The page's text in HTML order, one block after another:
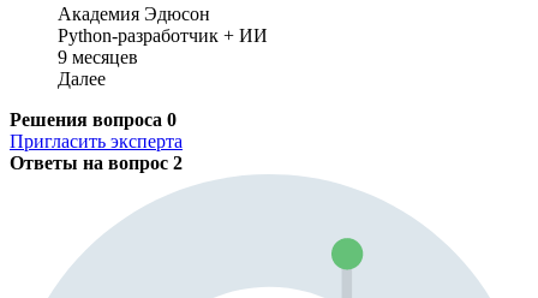
Академия Эдюсон
Python-разработчик + ИИ
9 месяцев
Далее
Решения вопроса 0
Пригласить эксперта
Ответы на вопрос 2